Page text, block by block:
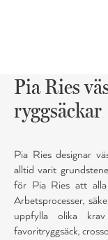
Pia Ries
ryggsäckar
Pia Ries designar
alltid varit
för Pia Ries att alla
Arbetsprocesser,
uppfylla olika
favoritryggsäck,